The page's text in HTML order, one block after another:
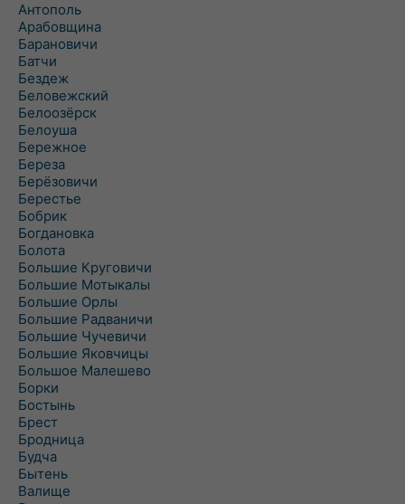
Антополь
Арабовщина
Барановичи
Батчи
Бездеж
Беловежский
Белоозёрск
Белоуша
Бережное
Береза
Берёзовичи
Берестье
Бобрик
Богдановка
Болота
Большие Круговичи
Большие Мотыкалы
Большие Орлы
Большие Радваничи
Большие Чучевичи
Большие Яковчицы
Большое Малешево
Борки
Бостынь
Брест
Бродница
Будча
Бытень
Валище